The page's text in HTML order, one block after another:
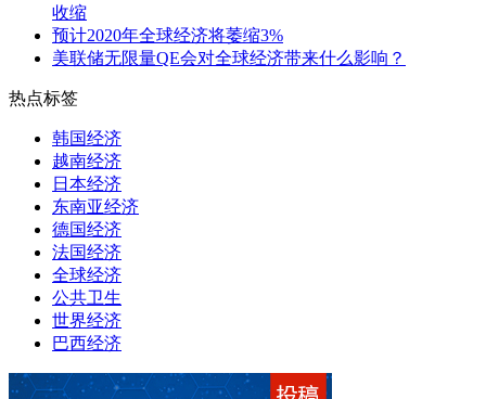
收缩
预计2020年全球经济将萎缩3%
美联储无限量QE会对全球经济带来什么影响？
热点标签
韩国经济
越南经济
日本经济
东南亚经济
德国经济
法国经济
全球经济
公共卫生
世界经济
巴西经济